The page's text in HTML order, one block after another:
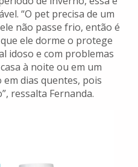
“O pet precisa de um
não passe frio, então é
ele dorme o protege
idoso e com problemas
à noite ou em um
dias quentes, pois
ressalta Fernanda.